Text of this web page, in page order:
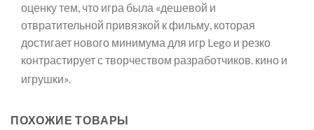
оценку тем, что игра была «дешевой и
отвратительной привязкой к фильму, которая
достигает нового минимума для игр Lego и резко
контрастирует с творчеством разработчиков. кино и
игрушки».
ПОХОЖИЕ ТОВАРЫ